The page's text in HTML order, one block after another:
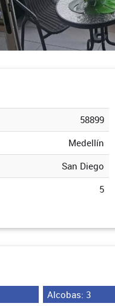
58899
Medellín
San Diego
5
Alcobas: 3